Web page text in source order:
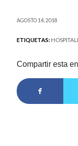
AGOSTO 14, 2018
ETIQUETAS:
Compartir esta